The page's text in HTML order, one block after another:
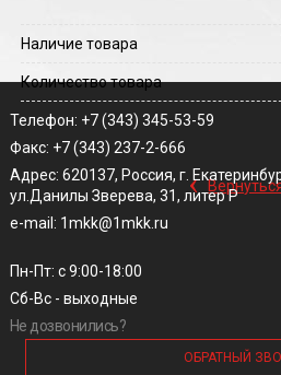
Наличие товара
Количество товара
‹
Телефон: +7 (343) 345-53-59
Факс: +7 (343) 237-2-666
Адрес: 620137, Россия, г.
ул.Данилы Зверева, 31, литер Р
e-mail: 1mkk@1mkk.ru
Пн-Пт: с 9:00-18:00
Сб-Вс - выходные
Не дозвонились?
ОБРАТНЫЙ